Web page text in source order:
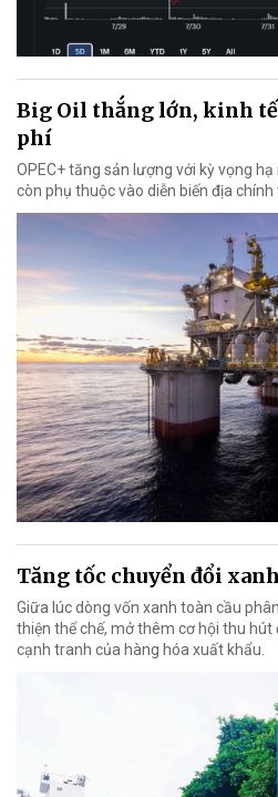
Big Oil thắng lớn, kinh
phí
OPEC+ tăng sản lượng với kỳ vọng
còn phụ thuộc vào diễn biến địa chính
Tăng tốc chuyển đổi xanh
Giữa lúc dòng vốn xanh toàn cầu
thiện thể chế, mở thêm cơ hội thu
cạnh tranh của hàng hóa xuất khẩu.